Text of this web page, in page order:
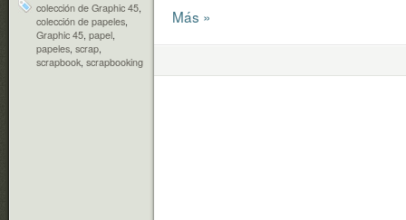
colección de Graphic 45,
colección de papeles,
Graphic 45, papel,
papeles, scrap,
scrapbook, scrapbooking
Más »